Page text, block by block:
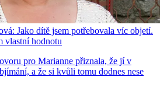
Jako dítě jsem potřebovala víc objetí.
vlastní hodnotu
pro Marianne přiznala, že jí v
a že si kvůli tomu dodnes nese